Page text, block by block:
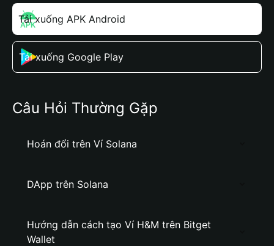
Tải xuống APK Android
Tải xuống Google Play
Câu Hỏi Thường Gặp
Hoán đổi trên Ví Solana
DApp trên Solana
Hướng dẫn cách tạo Ví H&M trên Bitget
Wallet